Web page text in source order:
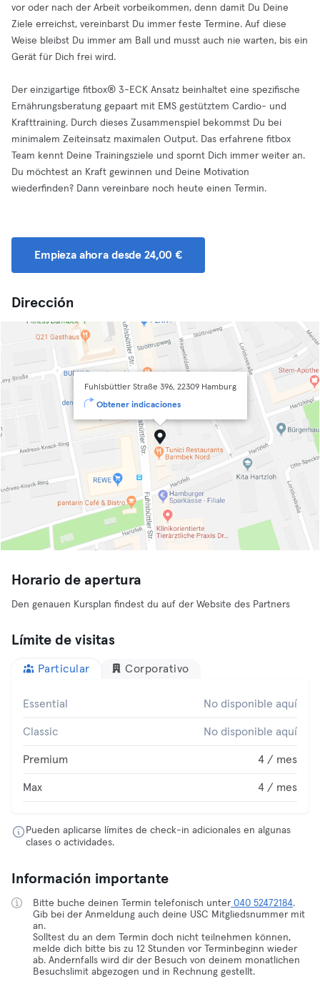
vor oder nach der Arbeit vorbeikommen, denn damit Du Deine
Ziele erreichst, vereinbarst Du immer feste Termine. Auf diese
Weise bleibst Du immer am Ball und musst auch nie warten, bis ein
Gerät für Dich frei wird.
Der einzigartige fitbox® 3-ECK Ansatz beinhaltet eine spezifische
Ernährungsberatung gepaart mit EMS gestütztem Cardio- und
Krafttraining. Durch dieses Zusammenspiel bekommst Du bei
minimalem Zeiteinsatz maximalen Output. Das erfahrene fitbox
Team kennt Deine Trainingsziele und spornt Dich immer weiter an.
Du möchtest an Kraft gewinnen und Deine Motivation
wiederfinden? Dann vereinbare noch heute einen Termin.
Empieza ahora desde 24,00 €
Dirección
Fuhlsbüttler Straße 396, 22309 Hamburg
Obtener indicaciones
Horario de apertura
Den genauen Kursplan findest du auf der Website des Partners
Límite de visitas
Particular Corporativo
Essential No disponible aquí
Classic No disponible aquí
Premium 4 / mes
Max 4 / mes
Pueden aplicarse límites de check-in adicionales en algunas
clases o actividades.
Información importante
Bitte buche deinen Termin telefonisch unter040 52472184.
Gib bei der Anmeldung auch deine USC Mitgliedsnummer mit
an.
Solltest du an dem Termin doch nicht teilnehmen können,
melde dich bitte bis zu 12 Stunden vor Terminbeginn wieder
ab. Andernfalls wird dir der Besuch von deinem monatlichen
Besuchslimit abgezogen und in Rechnung gestellt.